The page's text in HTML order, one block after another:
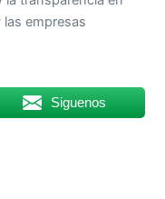
empresas
Siguenos